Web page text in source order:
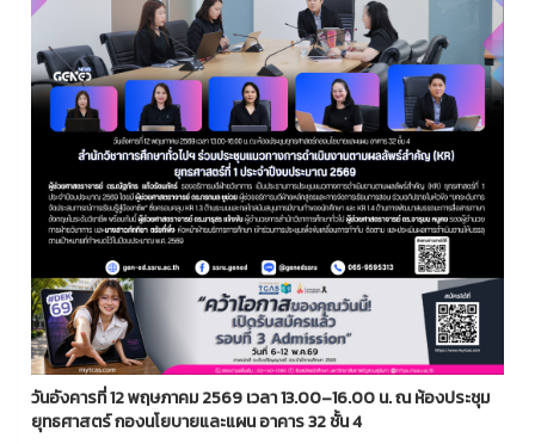
วันอังคารที่ 12 พฤษภาคม 2569 เวลา 13.00–16.00 น. ณ ห้องประชุม
ยุทธศาสตร์ กองนโยบายและแผน อาคาร 32 ชั้น 4